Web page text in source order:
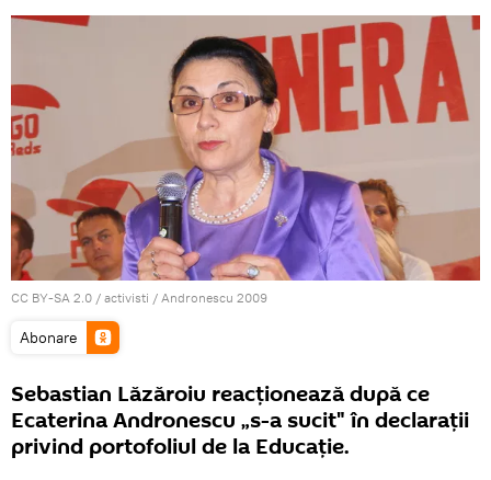
CC BY-SA 2.0 / activisti / Andronescu 2009
Abonare
Sebastian Lăzăroiu reacţionează după ce
Ecaterina Andronescu „s-a sucit" în declaraţii
privind portofoliul de la Educaţie.